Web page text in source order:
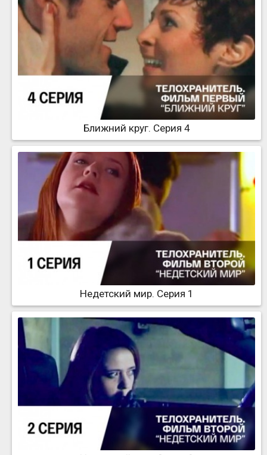
Ближний круг. Серия 4
Недетский мир. Серия 1